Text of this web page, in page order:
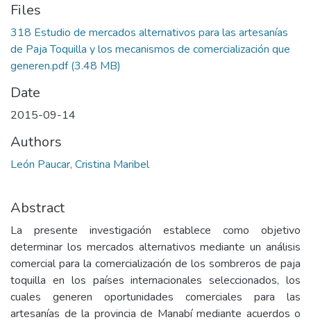
Files
318 Estudio de mercados alternativos para las artesanías
de Paja Toquilla y los mecanismos de comercialización que
generen.pdf(3.48 MB)
Date
2015-09-14
Authors
León Paucar, Cristina Maribel
Abstract
La presente investigación establece como objetivo
determinar los mercados alternativos mediante un análisis
comercial para la comercialización de los sombreros de paja
toquilla en los países internacionales seleccionados, los
cuales generen oportunidades comerciales para las
artesanías de la provincia de Manabí mediante acuerdos o